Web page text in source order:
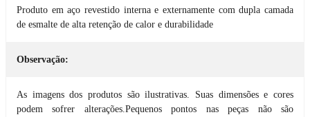
Produto em aço revestido interna e externamente com dupla camada
de esmalte de alta retenção de calor e durabilidade
Observação:
As imagens dos produtos são ilustrativas. Suas dimensões e cores
podem sofrer alterações.Pequenos pontos nas peças não são